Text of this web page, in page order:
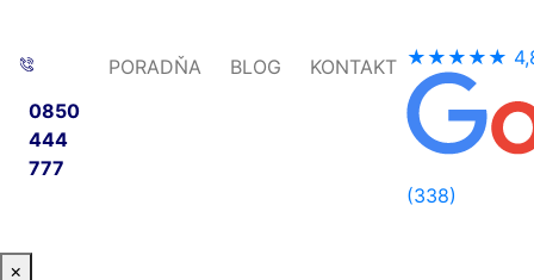
0850
444
777
PORADŇA BLOG KONTAKT ★★★★★
(338)
×